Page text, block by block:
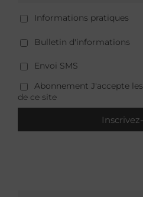
Informations pratiques
Bulletin d'informations
Envoi SMS
Abonnement J'accepte
de ce site